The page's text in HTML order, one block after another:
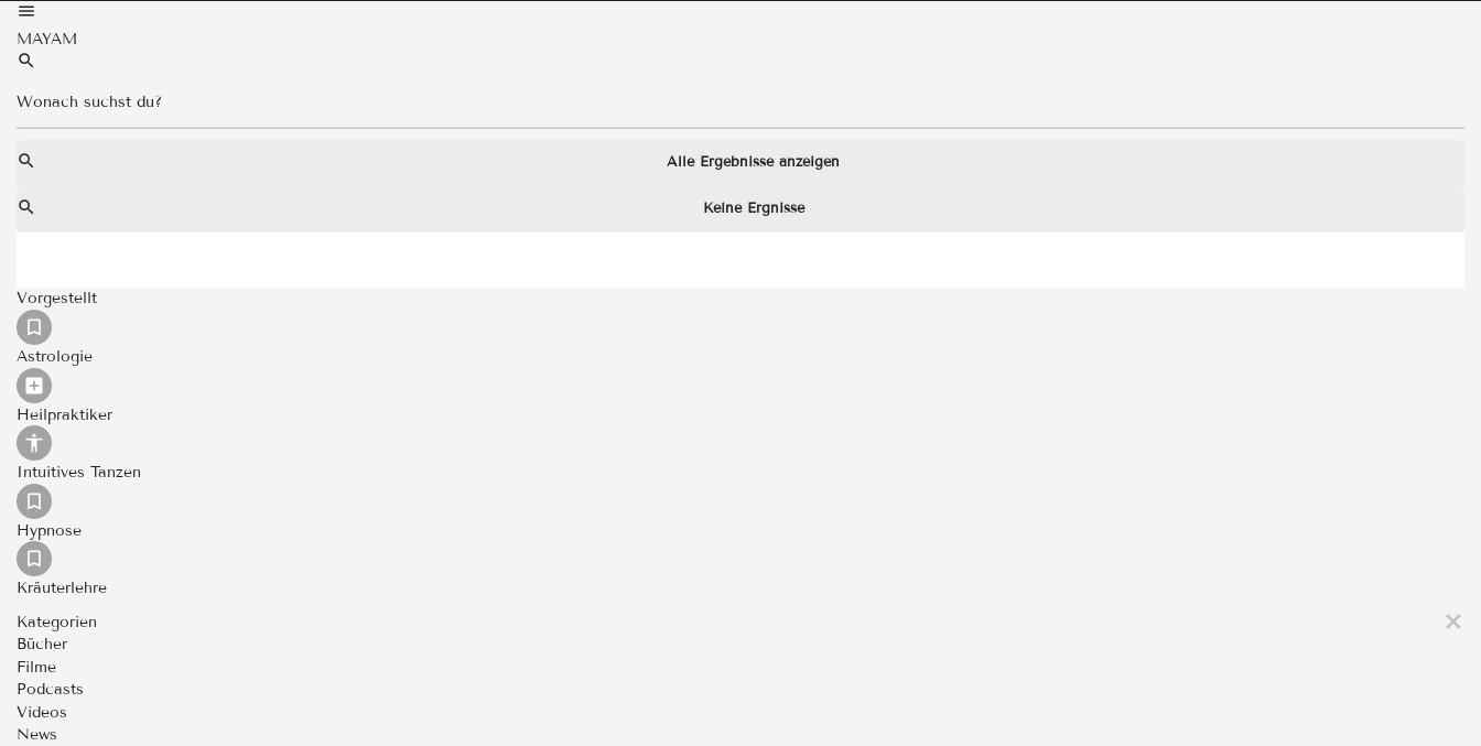
MAYAM
Alle Ergebnisse anzeigen
Keine Ergnisse
Vorgestellt
Astrologie
Heilpraktiker
Intuitives Tanzen
Hypnose
Kräuterlehre
Kategorien
Bücher
Filme
Podcasts
Videos
News